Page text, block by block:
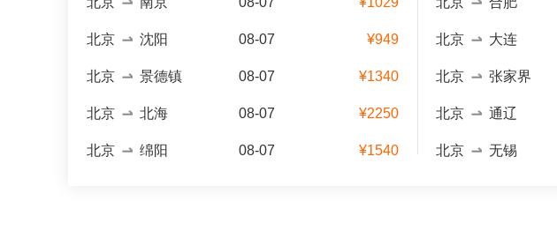
北京 沈阳 08-07 ¥949 北京 大连
北京 景德镇 08-07 ¥1340 北京 张家界
北京 北海 08-07 ¥2250 北京 通辽
北京 绵阳 08-07 ¥1540 北京 无锡